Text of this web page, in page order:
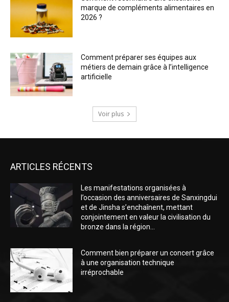
marque de compléments alimentaires en
2026 ?
Comment préparer ses équipes aux
métiers de demain grâce à l’intelligence
artificielle
Voir plus
ARTICLES RÉCENTS
Les manifestations organisées à
l’occasion des anniversaires de Sanxingdui
et de Jinsha s’enchaînent, mettant
conjointement en valeur la civilisation du
bronze dans la région...
Comment bien préparer un concert grâce
à une organisation technique
irréprochable